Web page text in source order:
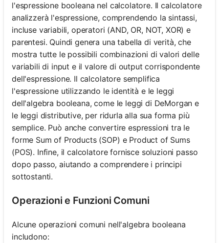
l'espressione booleana nel calcolatore. Il calcolatore
analizzerà l'espressione, comprendendo la sintassi,
incluse variabili, operatori (AND, OR, NOT, XOR) e
parentesi. Quindi genera una tabella di verità, che
mostra tutte le possibili combinazioni di valori delle
variabili di input e il valore di output corrispondente
dell'espressione. Il calcolatore semplifica
l'espressione utilizzando le identità e le leggi
dell'algebra booleana, come le leggi di DeMorgan e
le leggi distributive, per ridurla alla sua forma più
semplice. Può anche convertire espressioni tra le
forme Sum of Products (SOP) e Product of Sums
(POS). Infine, il calcolatore fornisce soluzioni passo
dopo passo, aiutando a comprendere i principi
sottostanti.
Operazioni e Funzioni Comuni
Alcune operazioni comuni nell'algebra booleana
includono: